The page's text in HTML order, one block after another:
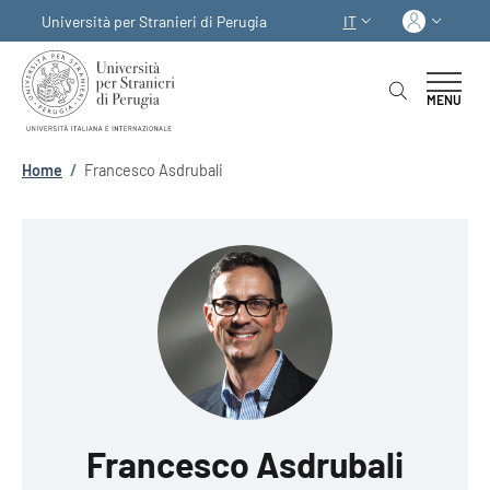
Università per Stranieri di Perugia
SELETTORE LINGUA:
IT
MENU
Briciole di pane
Home / Francesco Asdrubali
Francesco Asdrubali